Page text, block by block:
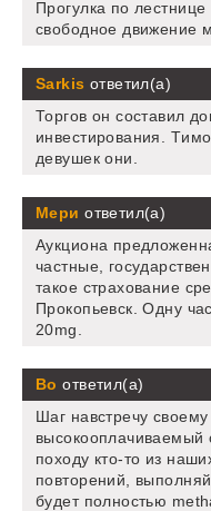
Прогулка по
свободное движение
Sarkis ответил(а)
Торгов он составил
инвестирования.
девушек они.
Мери ответил(а)
Аукциона
частные,
такое страхование
Прокопьевск. Одну
20mg.
Bo ответил(а)
Шаг навстречу
высокооплачиваемый
походу кто-то из
повторений,
будет полностью